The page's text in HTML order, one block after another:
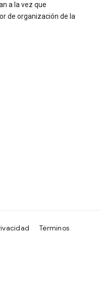
a la vez que
de organización de la
Términos